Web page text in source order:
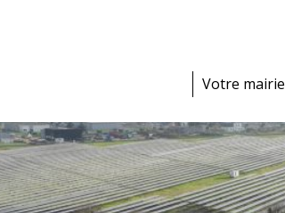
Votre mairie